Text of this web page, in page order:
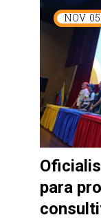
NOV 05
para